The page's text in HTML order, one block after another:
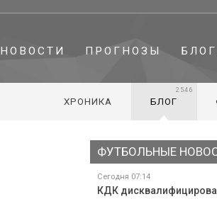
НОВОСТИ ПРОГНОЗЫ
ХРОНИКА БЛОГ
2546
ФУТБОЛЬНЫЕ
Сегодня 07:14
КДК